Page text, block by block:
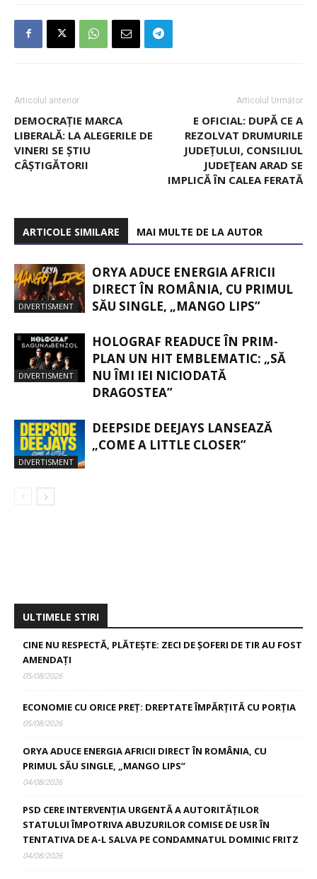
Articolul anterior
DEMOCRAȚIE MARCA
LIBERALĂ: LA ALEGERILE DE
VINERI SE ȘTIU
CÂȘTIGĂTORII
Articolul Următor
E OFICIAL: DUPĂ CE A
REZOLVAT DRUMURILE
JUDEȚULUI, CONSILIUL
JUDEŢEAN ARAD SE
IMPLICĂ ÎN CALEA FERATĂ
ARTICOLE SIMILARE MAI MULTE DE LA AUTOR
DIVERTISMENT
ORYA ADUCE ENERGIA AFRICII
DIRECT ÎN ROMÂNIA, CU PRIMUL
SĂU SINGLE, „MANGO LIPS”
DIVERTISMENT
HOLOGRAF READUCE ÎN PRIM-
PLAN UN HIT EMBLEMATIC: „SĂ
NU ÎMI IEI NICIODATĂ
DRAGOSTEA”
DIVERTISMENT
DEEPSIDE DEEJAYS LANSEAZĂ
„COME A LITTLE CLOSER”
ULTIMELE STIRI
CINE NU RESPECTĂ, PLĂTEȘTE: ZECI DE ȘOFERI DE TIR AU FOST
AMENDAȚI
05/08/2026
ECONOMIE CU ORICE PREȚ: DREPTATE ÎMPĂRȚITĂ CU PORȚIA
05/08/2026
ORYA ADUCE ENERGIA AFRICII DIRECT ÎN ROMÂNIA, CU
PRIMUL SĂU SINGLE, „MANGO LIPS”
04/08/2026
PSD CERE INTERVENȚIA URGENTĂ A AUTORITĂȚILOR
STATULUI ÎMPOTRIVA ABUZURILOR COMISE DE USR ÎN
TENTATIVA DE A-L SALVA PE CONDAMNATUL DOMINIC FRITZ
04/08/2026